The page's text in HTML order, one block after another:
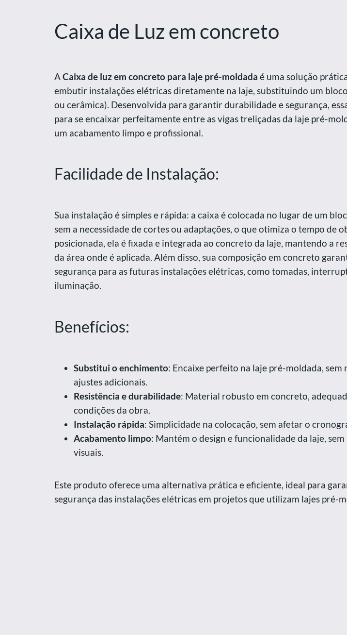
Caixa de Luz em concreto
ACaixa de luz em concreto para laje pré-moldada é uma solução
embutir instalações elétricas diretamente na laje, substituindo um
ou cerâmica). Desenvolvida para garantir durabilidade e segurança,
para se encaixar perfeitamente entre as vigas treliçadas da laje pré-
um acabamento limpo e profissional.
Facilidade de Instalação:
Sua instalação é simples e rápida: a caixa é colocada no lugar de um
sem a necessidade de cortes ou adaptações, o que otimiza o tempo de
posicionada, ela é fixada e integrada ao concreto da laje, mantendo a
da área onde é aplicada. Além disso, sua composição em concreto
segurança para as futuras instalações elétricas, como tomadas,
iluminação.
Benefícios:
Substitui o enchimento: Encaixe perfeito na laje pré-moldada, sem
ajustes adicionais.
Resistência e durabilidade: Material robusto em concreto,
condições da obra.
Instalação rápida: Simplicidade na colocação, sem afetar o
Acabamento limpo: Mantém o design e funcionalidade da laje,
visuais.
Este produto oferece uma alternativa prática e eficiente, ideal para
segurança das instalações elétricas em projetos que utilizam lajes pré-